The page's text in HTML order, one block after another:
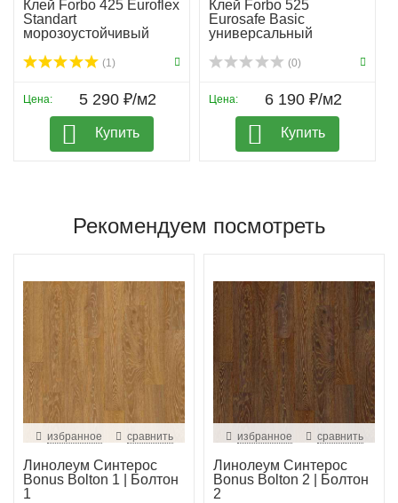
Клей Forbo 425 Euroflex
Standart
морозоустойчивый
(1)
Цена: 5 290 ₽/м2
Купить
Клей Forbo 525
Eurosafe Basic
универсальный
(0)
Цена: 6 190 ₽/м2
Купить
Рекомендуем посмотреть
избранное сравнить
Линолеум Синтерос
Bonus Bolton 1 | Болтон
1
избранное сравнить
Линолеум Синтерос
Bonus Bolton 2 | Болтон
2